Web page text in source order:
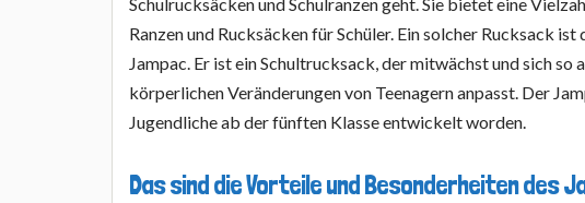
Ranzen und Rucksäcken für Schüler. Ein solcher Rucksack ist
Jampac. Er ist ein Schultrucksack, der mitwächst und sich so
körperlichen Veränderungen von Teenagern anpasst. Der
Jugendliche ab der fünften Klasse entwickelt worden.
Das sind die Vorteile und Besonderheiten des